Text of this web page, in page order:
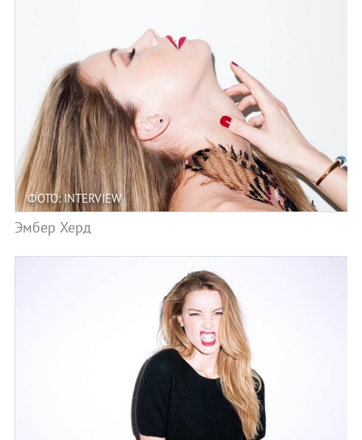
ФОТО: INTERVIEW
Эмбер Херд